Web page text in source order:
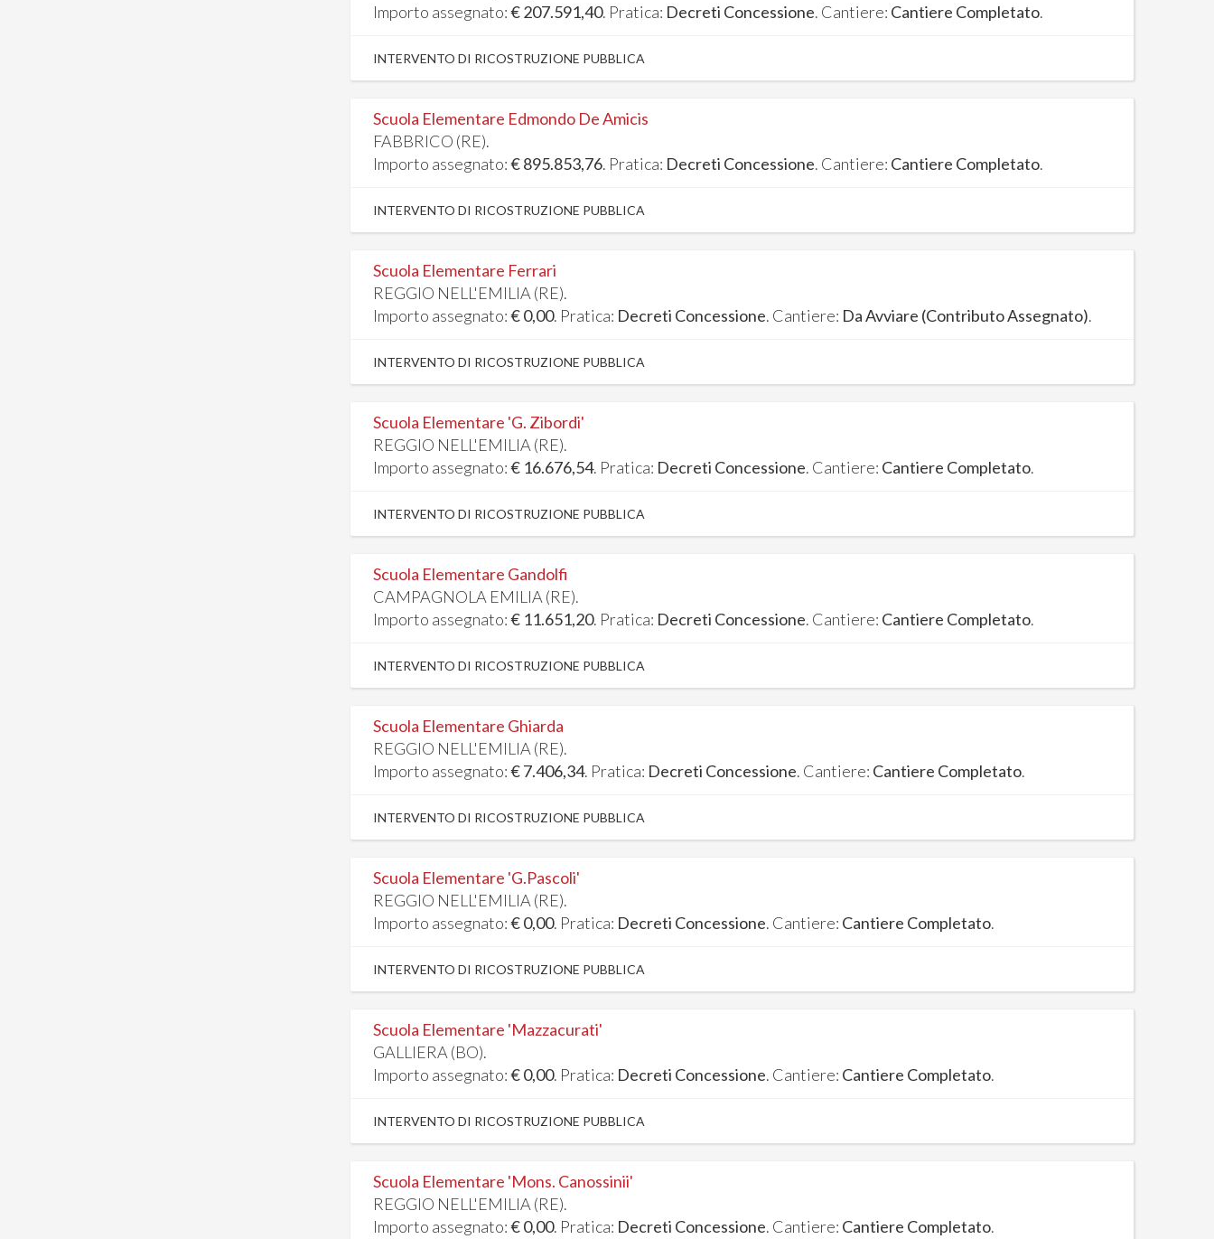
Importo assegnato:€ 207.591,40. Pratica: Decreti Concessione. Cantiere: Cantiere Completato.
INTERVENTO DI RICOSTRUZIONE PUBBLICA
Scuola Elementare Edmondo De Amicis
FABBRICO (RE).
Importo assegnato:€ 895.853,76. Pratica: Decreti Concessione. Cantiere: Cantiere Completato.
INTERVENTO DI RICOSTRUZIONE PUBBLICA
Scuola Elementare Ferrari
REGGIO NELL'EMILIA (RE).
Importo assegnato:€ 0,00. Pratica: Decreti Concessione. Cantiere: Da Avviare (Contributo Assegnato).
INTERVENTO DI RICOSTRUZIONE PUBBLICA
Scuola Elementare 'G. Zibordi'
REGGIO NELL'EMILIA (RE).
Importo assegnato:€ 16.676,54. Pratica: Decreti Concessione. Cantiere: Cantiere Completato.
INTERVENTO DI RICOSTRUZIONE PUBBLICA
Scuola Elementare Gandolfi
CAMPAGNOLA EMILIA (RE).
Importo assegnato:€ 11.651,20. Pratica: Decreti Concessione. Cantiere: Cantiere Completato.
INTERVENTO DI RICOSTRUZIONE PUBBLICA
Scuola Elementare Ghiarda
REGGIO NELL'EMILIA (RE).
Importo assegnato:€ 7.406,34. Pratica: Decreti Concessione. Cantiere: Cantiere Completato.
INTERVENTO DI RICOSTRUZIONE PUBBLICA
Scuola Elementare 'G.Pascoli'
REGGIO NELL'EMILIA (RE).
Importo assegnato:€ 0,00. Pratica: Decreti Concessione. Cantiere: Cantiere Completato.
INTERVENTO DI RICOSTRUZIONE PUBBLICA
Scuola Elementare 'Mazzacurati'
GALLIERA (BO).
Importo assegnato:€ 0,00. Pratica: Decreti Concessione. Cantiere: Cantiere Completato.
INTERVENTO DI RICOSTRUZIONE PUBBLICA
Scuola Elementare 'Mons. Canossinii'
REGGIO NELL'EMILIA (RE).
Importo assegnato:€ 0,00. Pratica: Decreti Concessione. Cantiere: Cantiere Completato.